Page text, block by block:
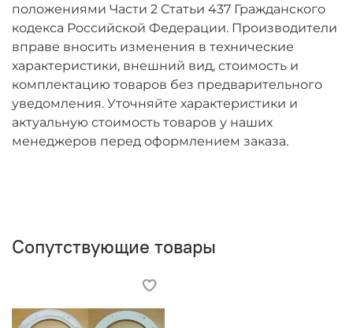
положениями Части 2 Статьи 437 Гражданского
кодекса Российской Федерации. Производители
вправе вносить изменения в технические
характеристики, внешний вид, стоимость и
комплектацию товаров без предварительного
уведомления. Уточняйте характеристики и
актуальную стоимость товаров у наших
менеджеров перед оформлением заказа.
Сопутствующие товары